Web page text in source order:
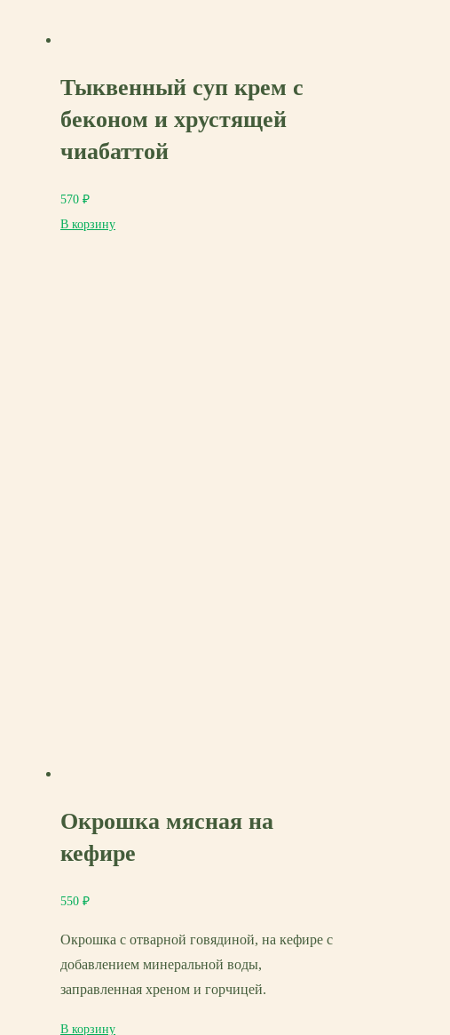
Тыквенный суп крем с
беконом и хрустящей
чиабаттой
570 ₽
В корзину
Окрошка мясная на
кефире
550 ₽
Окрошка с отварной говядиной, на кефире с
добавлением минеральной воды,
заправленная хреном и горчицей.
В корзину